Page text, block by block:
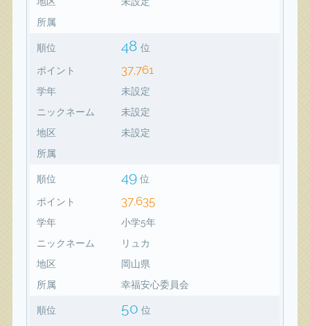
所属
順位 48 位
ポイント 37,761
学年
未設定
ニックネーム
未設定
地区
未設定
所属
順位 49 位
ポイント 37,635
学年
小学5年
ニックネーム
リュカ
地区
岡山県
所属
幸福安心委員会
順位 50 位